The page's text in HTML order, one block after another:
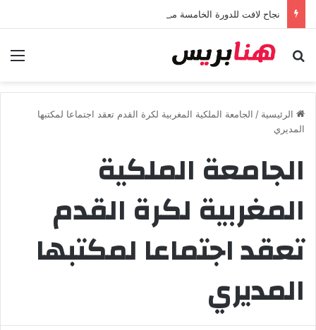
بحث عن
الرئيسية / الجامعة الملكية المغربية لكرة القدم تعقد اجتماعا لمكتبها
المديري
الجامعة الملكية
المغربية لكرة القدم
تعقد اجتماعا لمكتبها
المديري